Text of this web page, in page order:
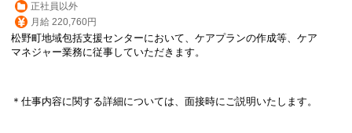
正社員以外
月給 220,760円
松野町地域包括支援センターにおいて、ケアプランの作成等、ケア
マネジャー業務に従事していただきます。
＊仕事内容に関する詳細については、面接時にご説明いたします。